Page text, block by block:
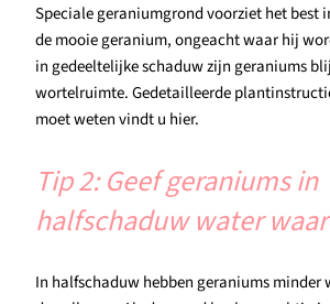
Speciale geraniumgrond voorziet het best
de mooie geranium, ongeacht waar hij
in gedeeltelijke schaduw zijn geraniums
wortelruimte. Gedetailleerde
moet weten vindt u hier.
Tip 2: Geef geraniums in
halfschaduw water
In halfschaduw hebben geraniums minder